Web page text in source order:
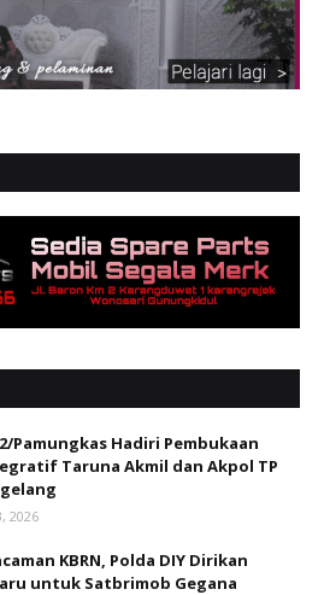
Pamungkas Hadiri Pembukaan
Taruna Akmil dan Akpol TP
2026
KBRN, Polda DIY Dirikan
untuk Satbrimob Gegana